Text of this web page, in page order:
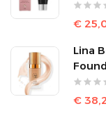
€
Lina
€